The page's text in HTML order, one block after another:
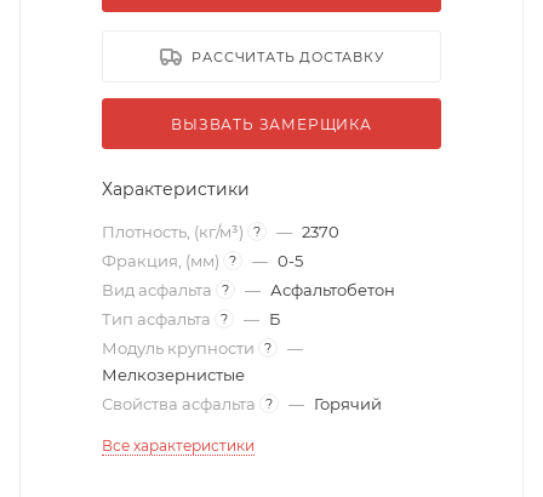
РАССЧИТАТЬ ДОСТАВКУ
ВЫЗВАТЬ ЗАМЕРЩИКА
Характеристики
Плотность, (кг/м³) ? — 2370
Фракция, (мм)
? — 0-5
Вид асфальта
? — Асфальтобетон
Тип асфальта
? — Б
Модуль крупности
?
—
Мелкозернистые
Свойства асфальта
? — Горячий
Все характеристики